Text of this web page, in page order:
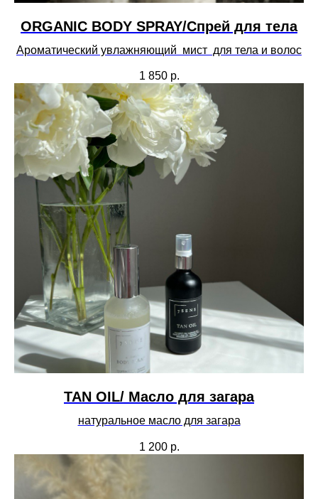
ORGANIC BODY SPRAY/Спрей для тела
Ароматический увлажняющий мист для тела и волос
1 850 р.
TAN OIL/ Масло для загара
натуральное масло для загара
1 200 р.